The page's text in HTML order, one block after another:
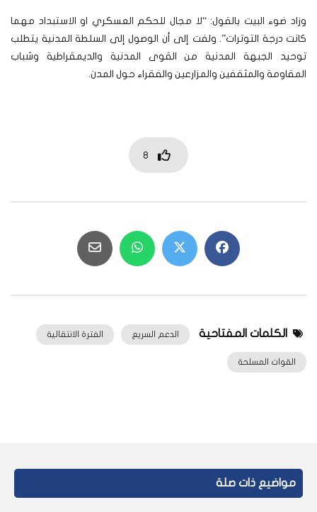
وزاد ضوء البيت بالقول: “لا مجال للحكم العسكري او الاستبداد مهما
كانت درجة التوترات”. ولفت إلى أن الوصول إلى السلطة المدنية يتطلب
توحيد الجبهة المدنية من القوى المدنية والديمقراطية وشباب
المقاومة والمثقفين والمزارعين والفقراء حول المدن.
8
الكلمات المفتاحية الدعم السريع الفترة الانتقالية
القوات المسلحة
مواضيع ذات صلة